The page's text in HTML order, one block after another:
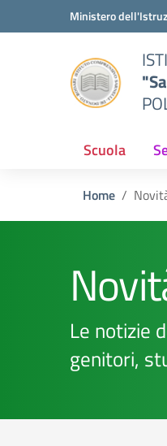
Vai ai contenuti
Vai al menu di navigazione
Ministero
Scuola
Home
Le notizie
genitori,